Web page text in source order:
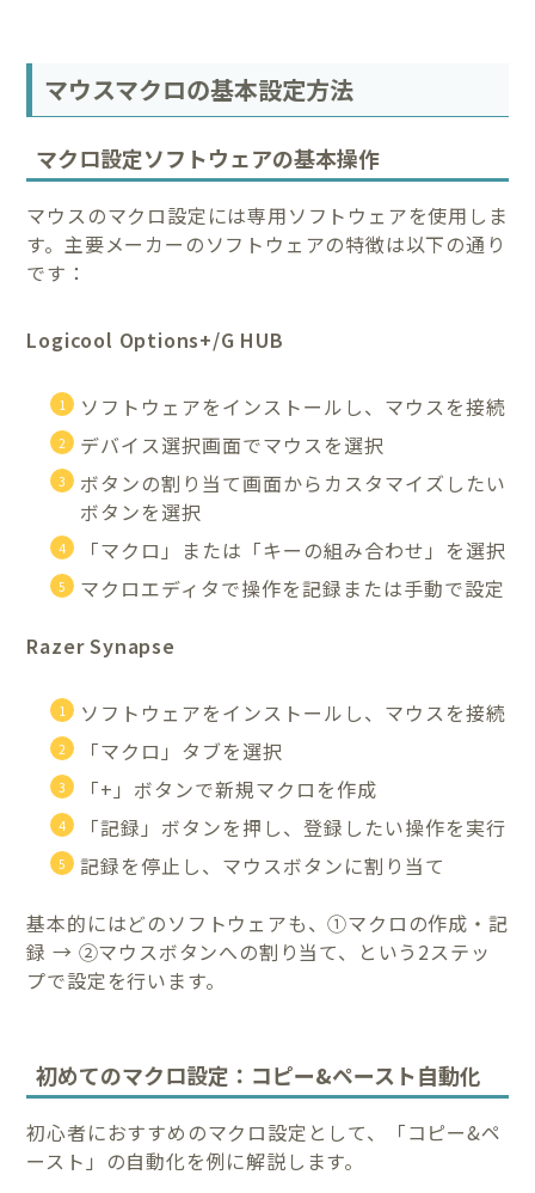
マウスマクロの基本設定方法
マクロ設定ソフトウェアの基本操作
マウスのマクロ設定には専用ソフトウェアを使用しま
す。主要メーカーのソフトウェアの特徴は以下の通り
です：
Logicool Options+/G HUB
ソフトウェアをインストールし、マウスを接続
デバイス選択画面でマウスを選択
ボタンの割り当て画面からカスタマイズしたい
ボタンを選択
「マクロ」または「キーの組み合わせ」を選択
マクロエディタで操作を記録または手動で設定
Razer Synapse
ソフトウェアをインストールし、マウスを接続
「マクロ」タブを選択
「+」ボタンで新規マクロを作成
「記録」ボタンを押し、登録したい操作を実行
記録を停止し、マウスボタンに割り当て
基本的にはどのソフトウェアも、①マクロの作成・記
録 → ②マウスボタンへの割り当て、という2ステッ
プで設定を行います。
初めてのマクロ設定：コピー&ペースト自動化
初心者におすすめのマクロ設定として、「コピー&ペ
ースト」の自動化を例に解説します。